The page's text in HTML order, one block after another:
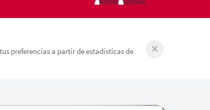
preferencias a partir de estadísticas de